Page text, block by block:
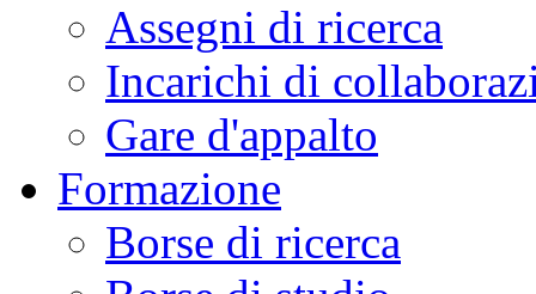
Assegni di ricerca
Incarichi di
Gare d'appalto
Formazione
Borse di ricerca